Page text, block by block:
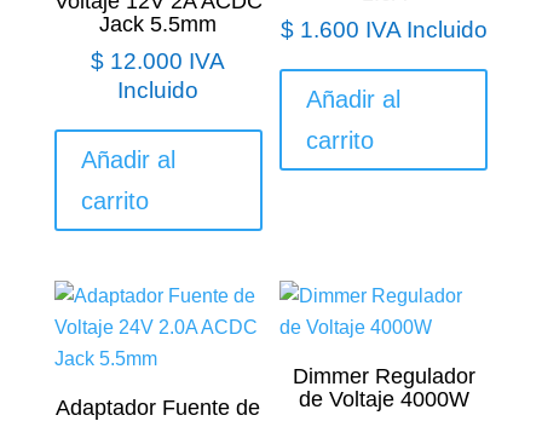
Jack 5.5mm
$ 12.000 IVA
Incluido
Añadir al
carrito
$1.600 IVA Incluido
Añadir al
carrito
Adaptador Fuente de
Dimmer Regulador
de Voltaje 4000W